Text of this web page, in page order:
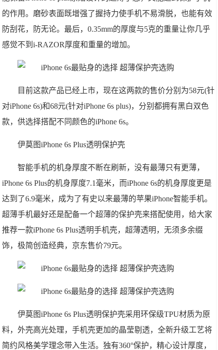
的作用。磨砂表面既增强了握持力使手机不易滑脱，也能有效
防刮花，防无论。最后，0.35mm的厚度与5克的重量让你几乎
感觉不到i-RAZOR厚度和重量的增加。
目前这款产品已经上市，现在这两款的售价分别为58元(针
对iPhone 6s)和68元(针对iPhone 6s plus)，分别都拥有黑白双色
款，供选择搭配不同颜色的iPhone 6s。
伊莫图iPhone 6s Plus透明保护壳
智能手机的机身厚度不断在刷新，没有最薄只有更薄，
iPhone 6s Plus的机身厚度7.1毫米，而iPhone 6s的机身厚度更是
达到了6.9毫米，成为了有史以来最薄的苹果iPhone智能手机。
超薄手机最好还是配备一个超薄的保护壳来搭配使用，给大家
推荐一款iPhone 6s Plus透明手机壳，超薄透明，无须多余缀
饰，极简创造经典，京东售价79元。
伊莫图iPhone 6s Plus透明保护壳采用环保级TPU材质为原
料，外壳高光处理，手机壳更加的晶莹剔透，全新升级工艺将
简约风格美学理念带入生活。独有360°保护，精心设计厚度，